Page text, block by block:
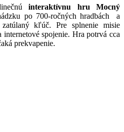
interaktívnu hru Mocný
po 700-ročných hradbách a
kľúč. Pre splnenie misie
spojenie. Hra potrvá cca
prekvapenie.